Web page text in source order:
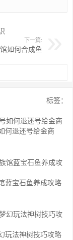
下一篇:
如何合成鱼
标签：
何退还号给金商
蓝宝石鱼养成攻略
玩法神树技巧攻略